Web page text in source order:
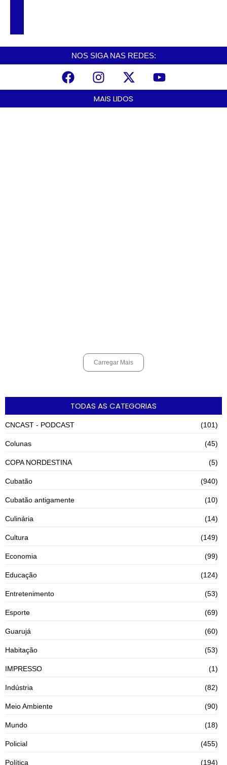
NOS SIGA NAS REDES:
MAIS LIDOS
Carregar Mais
TODAS AS CATEGORIAS
CNCAST - PODCAST (101)
Colunas (45)
COPA NORDESTINA (5)
Cubatão (940)
Cubatão antigamente (10)
Culinária (14)
Cultura (149)
Economia (99)
Educação (124)
Entretenimento (53)
Esporte (69)
Guarujá (60)
Habitação (53)
IMPRESSO (1)
Indústria (82)
Meio Ambiente (90)
Mundo (18)
Policial (455)
Política (194)